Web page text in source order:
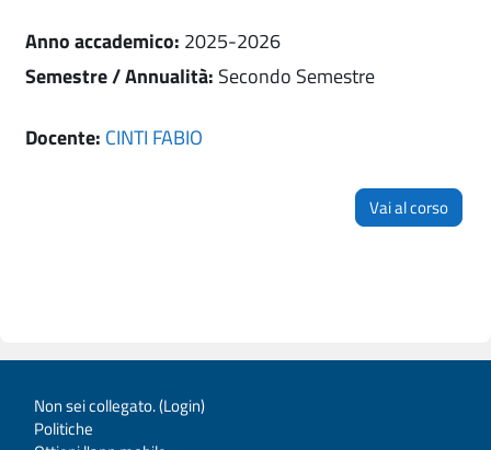
Anno accademico: 2025-2026
Semestre / Annualità: Secondo Semestre
Docente: CINTI FABIO
Vai al corso
Non sei collegato. (Login)
Politiche